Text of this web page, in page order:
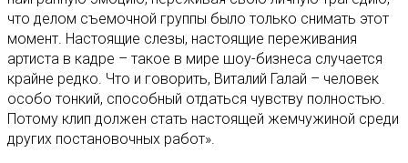
что делом съемочной группы было только снимать этот
момент. Настоящие слезы, настоящие переживания
артиста в кадре – такое в мире шоу-бизнеса случается
крайне редко. Что и говорить, Виталий Галай – человек
особо тонкий, способный отдаться чувству полностью.
Потому клип должен стать настоящей жемчужиной среди
других постановочных работ».